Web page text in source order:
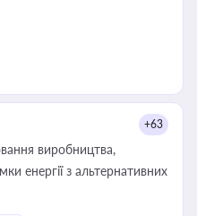
+63
виробництва,
енергії з альтернативних